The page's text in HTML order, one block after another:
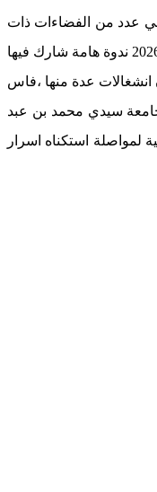
،في عدد من الفضاءات ذات
الدلالة ،قاعة الجلسات بجماعة فاس ،رئاسة جامعة سيدي محمد بن عبد الله ،المدرسة الوطنية للهندسة المعمارية ،الجامعة الخاصة ،وقصر المؤتمرات الذي احتضن يوم سادس فبراير 2026 ندوة هامة شارك فيها
المشاركون انشغالات عدة منها ،فاس
جامعة سيدي محمد بن عبد
لمواصلة استكناه اسرار